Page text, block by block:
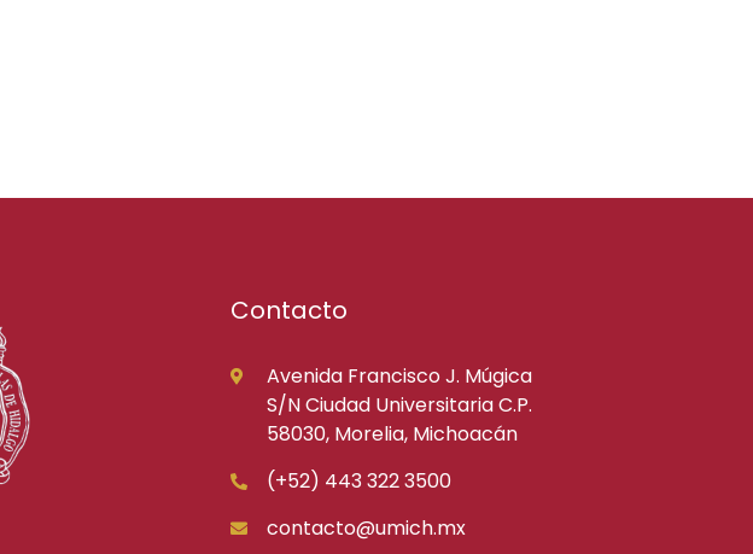
Contacto
Avenida Francisco J. Múgica
S/N Ciudad Universitaria C.P.
58030, Morelia, Michoacán
(+52) 443 322 3500
contacto@umich.mx